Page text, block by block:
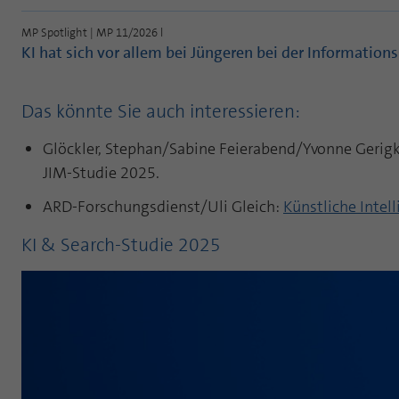
MP Spotlight | MP 11/2026 l
KI hat sich vor allem bei Jüngeren bei der
Das könnte Sie auch interessieren:
Glöckler, Stephan/Sabine Feierabend/Yvonne
JIM-Studie 2025.
ARD-Forschungsdienst/Uli Gleich: Künstliche
KI & Search-Studie 2025